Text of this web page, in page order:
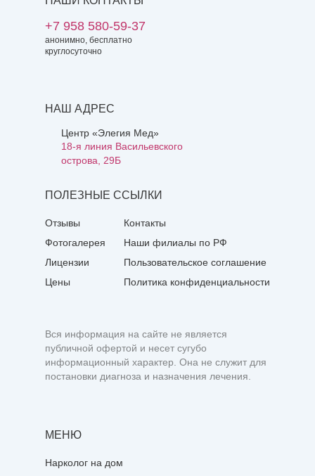
+7 958 580-59-37
анонимно, бесплатно
круглосуточно
НАШ АДРЕС
Центр «Элегия Мед»
18-я линия Васильевского
острова, 29Б
ПОЛЕЗНЫЕ ССЫЛКИ
Отзывы
Фотогалерея
Лицензии
Цены
Контакты
Наши филиалы по РФ
Пользовательское соглашение
Политика конфиденциальности
Вся информация на сайте не является
публичной офертой и несет сугубо
информационный характер. Она не служит для
постановки диагноза и назначения лечения.
МЕНЮ
Нарколог на дом